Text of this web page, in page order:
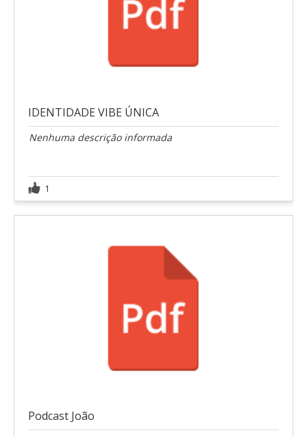
IDENTIDADE VIBE ÚNICA
Nenhuma descrição informada
1
Podcast João